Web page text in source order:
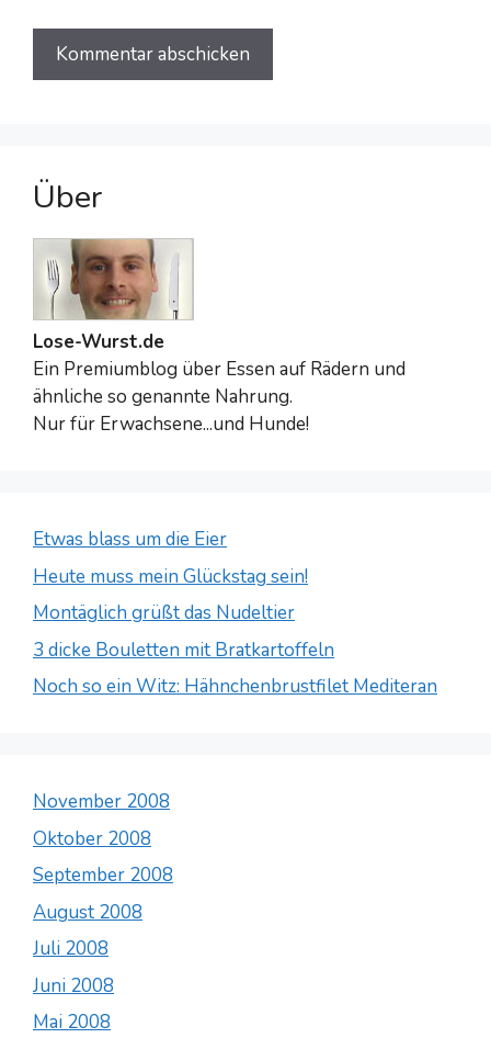
Über
Lose-Wurst.de
Ein Premiumblog über Essen auf Rädern und
ähnliche so genannte Nahrung.
Nur für Erwachsene...und Hunde!
Etwas blass um die Eier
Heute muss mein Glückstag sein!
Montäglich grüßt das Nudeltier
3 dicke Bouletten mit Bratkartoffeln
Noch so ein Witz: Hähnchenbrustfilet Mediteran
November 2008
Oktober 2008
September 2008
August 2008
Juli 2008
Juni 2008
Mai 2008